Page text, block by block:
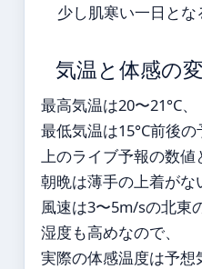
少し肌寒い一日とな
気温と体感の
最高気温は20〜21°C、
最低気温は15°C前後の
上のライブ予報の数値
朝晩は薄手の上着がな
風速は3〜5m/sの北東
湿度も高めなので、
実際の体感温度は予想